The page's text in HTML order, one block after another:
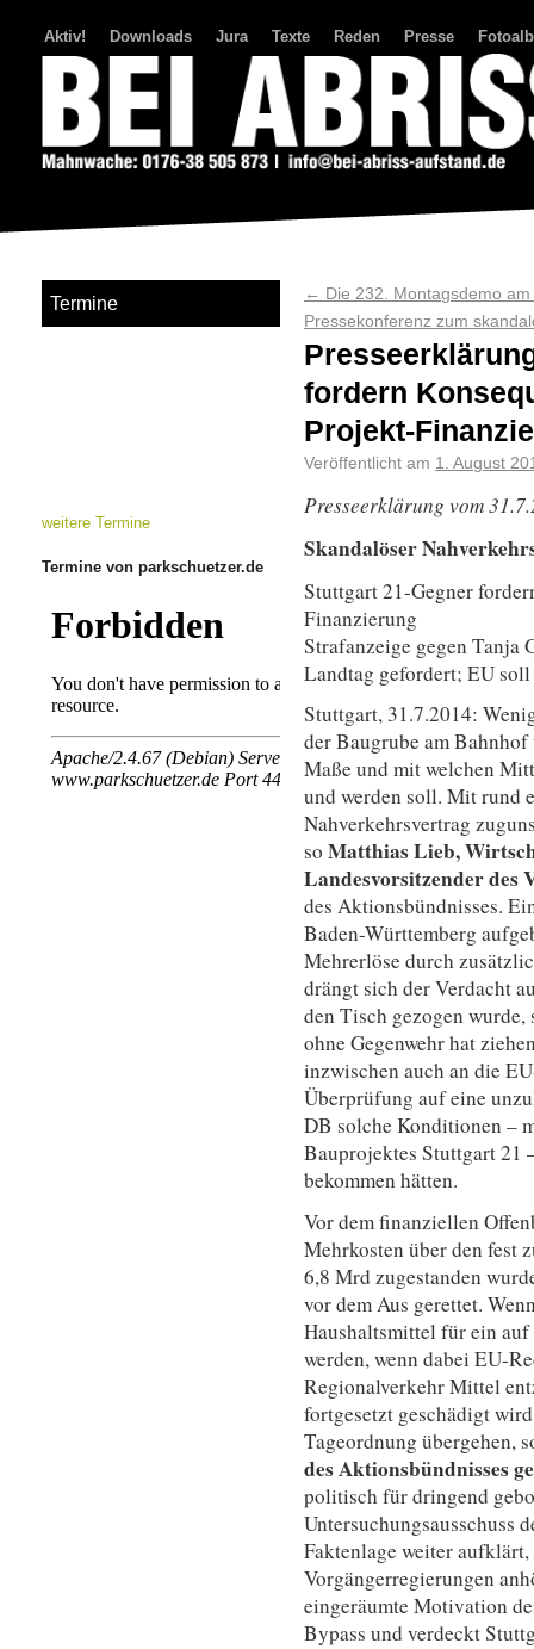
Aktiv! Downloads Jura Texte Reden Presse
← Die 232. Montagsdemo
Pressekonferenz zum
fordern
Projekt-
Veröffentlicht am 1. August
Presseerklärung vom
Skandalöser
Stuttgart 21-Gegner
Finanzierung
Strafanzeige gegen Tanja
Landtag gefordert; EU
Stuttgart, 31.7.2014:
der Baugrube am
Maße und mit welchen
und werden soll. Mit rund
Nahverkehrsvertrag
so Matthias Lieb,
Landesvorsitzender des
des Aktionsbündnisses.
Baden-Württemberg
Mehrerlöse durch
drängt sich der Verdacht
den Tisch gezogen
ohne Gegenwehr hat
inzwischen auch an die
Überprüfung auf eine
DB solche Konditionen –
Bauprojektes Stuttgart 21
bekommen hätten.
Vor dem finanziellen
Mehrkosten über den fest
6,8 Mrd zugestanden
vor dem Aus gerettet.
Haushaltsmittel für ein
werden, wenn dabei EU-
Regionalverkehr Mittel
fortgesetzt geschädigt
Tageordnung übergehen,
des Aktionsbündnisses
politisch für dringend
Untersuchungsausschuss
Faktenlage weiter
Vorgängerregierungen
eingeräumte Motivation
Bypass und verdeckt
Termine
weitere Termine
Termine von parkschuetzer.de